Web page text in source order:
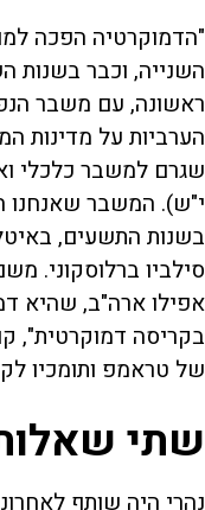
"הדמוקרטיה הפכה
השנייה, וכבר בשנות
ראשונה, עם משבר
הערביות על מדינות
שגרם למשבר כלכלי
י"ש). המשבר שאנחנו
בשנות התשעים,
סילביו ברלוסקוני.
אפילו ארה"ב, שהיא
בקריסה דמוקרטית",
של טראמפ ותומכיו
שתי